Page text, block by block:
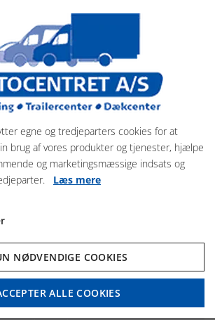
hydraulisk tipfunktion
stålsider
til professionelle, der har brug for en
mere – mere last, større volumen og mere
tiptrailer er udstyret med et
et kraftfuldt elektrisk hydraulisk tip-system
tilpasses med et bredt udvalg af
til 3500 kg.
stålsider
i støbejern (800 kg)
et slidstærkt og robust 3 mm galvaniseret
egne og tredjeparters cookies for at
brug af vores produkter og tjenester, hjælpe
og marketingsmæssige indsats og
Læs mere
NØDVENDIGE COOKIES
ALLE COOKIES